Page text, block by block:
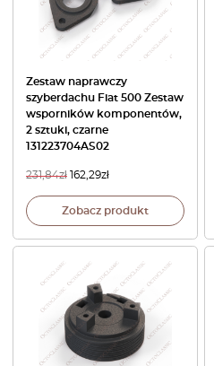
Zestaw naprawczy
szyberdachu Fiat 500 Zestaw
wsporników komponentów,
2 sztuki, czarne
131223704AS02
231,84zł 162,29zł
Zobacz produkt